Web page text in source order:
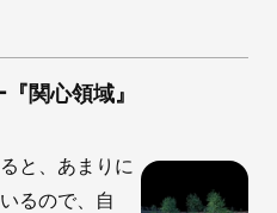
関心領域』
と、あまりに
るので、自